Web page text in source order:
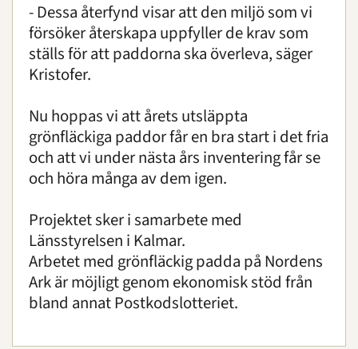
- Dessa återfynd visar att den miljö som vi
försöker återskapa uppfyller de krav som
ställs för att paddorna ska överleva, säger
Kristofer.
Nu hoppas vi att årets utsläppta
grönfläckiga paddor får en bra start i det fria
och att vi under nästa års inventering får se
och höra många av dem igen.
Projektet sker i samarbete med
Länsstyrelsen i Kalmar.
Arbetet med grönfläckig padda på Nordens
Ark är möjligt genom ekonomisk stöd från
bland annat Postkodslotteriet.